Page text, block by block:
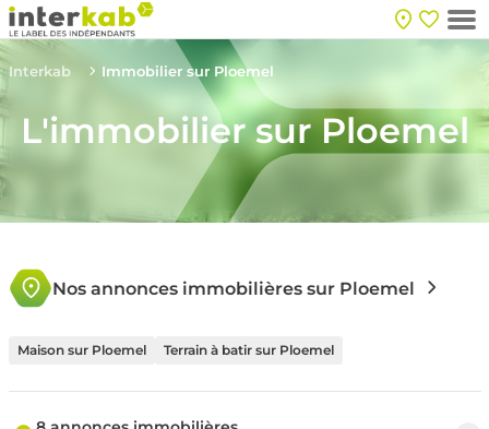
Interkab Immobilier sur Ploemel
L'immobilier sur Ploemel
Nos annonces immobilières sur Ploemel
Maison sur Ploemel Terrain à batir sur Ploemel